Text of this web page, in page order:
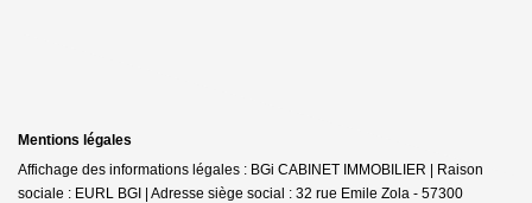
Mentions légales
Affichage des informations légales : BGi CABINET IMMOBILIER | Raison
sociale : EURL BGI | Adresse siège social : 32 rue Emile Zola - 57300